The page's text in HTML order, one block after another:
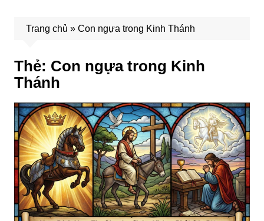
Trang chủ » Con ngựa trong Kinh Thánh
Thẻ: Con ngựa trong Kinh
Thánh